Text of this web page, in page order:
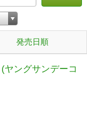
発売日順
ヤングサンデーコ